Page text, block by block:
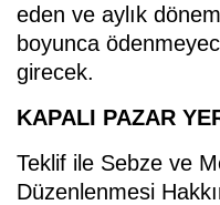
eden ve aylık
boyunca
girecek.
KAPALI PAZAR
Teklif ile Sebze ve
Düzenlenmesi